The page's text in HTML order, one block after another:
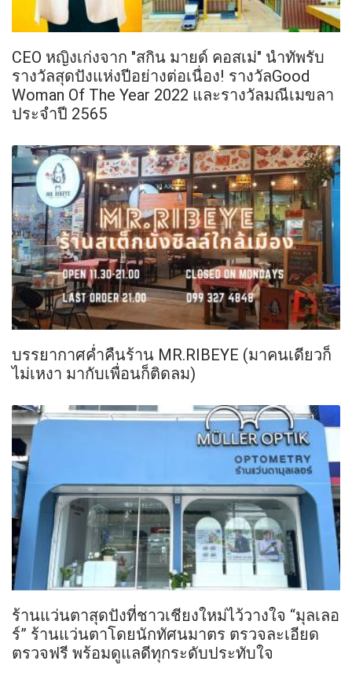
CEO หญิงเก่งจาก "สกิน มายด์ คอสเม่" นำทัพรับ
รางวัลสุดปังแห่งปีอย่างต่อเนื่อง! รางวัลGood
Woman Of The Year 2022 และรางวัลมณีเมขลา
ประจำปี 2565
บรรยากาศค่ำคืนร้าน MR.RIBEYE (มาคนเดียวก็
ไม่เหงา มากับเพื่อนก็ติดลม)
ร้านแว่นตาสุดปังที่ชาวเชียงใหม่ไว้วางใจ “มุลเลอ
ร์” ร้านแว่นตาโดยนักทัศนมาตร ตรวจละเอียด
ตรวจฟรี พร้อมดูแลดีทุกระดับประทับใจ